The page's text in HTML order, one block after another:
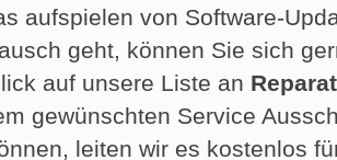
aufspielen von Software-
geht, können Sie sich
auf unsere Liste an
gewünschten Service
leiten wir es kostenlos